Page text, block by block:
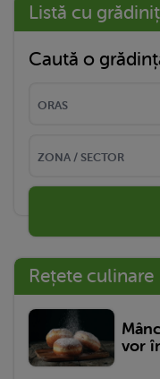
Listă cu
Caută o
Rețete culinare
vor